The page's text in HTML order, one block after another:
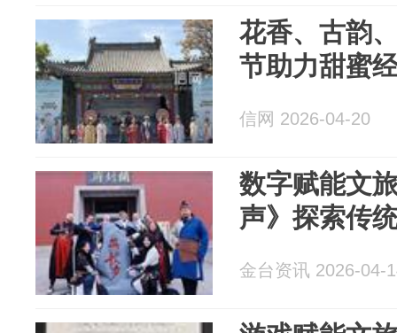
花香、古韵
节助力甜蜜
信网 2026-04-20
数字赋能文
声》探索传
金台资讯 2026-04-